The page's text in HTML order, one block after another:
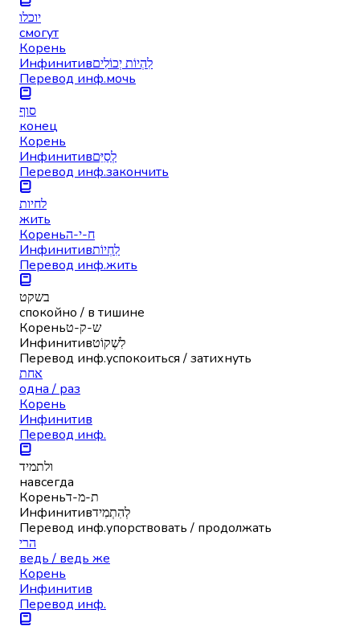
יוכלו
смогут
Корень
Инфинитивלִהְיוֹת יְכוֹלִים
Перевод инф.мочь
סוף
конец
Корень
Инфинитивלְסַיֵּם
Перевод инф.закончить
לחיות
жить
Кореньח-י-ה
Инфинитивלִחְיוֹת
Перевод инф.жить
בשקט
спокойно / в тишине
Кореньש-ק-ט
Инфинитивלִשְׁקוֹט
Перевод инф.успокоиться / затихнуть
אחת
одна / раз
Корень
Инфинитив
Перевод инф.
ולתמיד
навсегда
Кореньת-מ-ד
Инфинитивלְהִתְמִיד
Перевод инф.упорствовать / продолжать
הרי
ведь / ведь же
Корень
Инфинитив
Перевод инф.